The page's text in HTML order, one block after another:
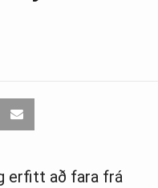
erfitt að fara frá